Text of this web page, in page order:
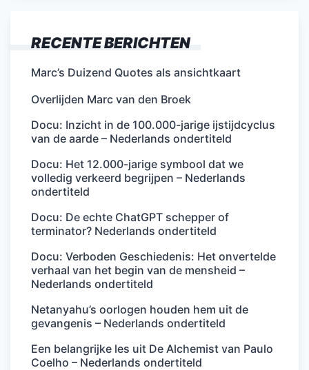
RECENTE BERICHTEN
Marc’s Duizend Quotes als ansichtkaart
Overlijden Marc van den Broek
Docu: Inzicht in de 100.000-jarige ijstijdcyclus
van de aarde – Nederlands ondertiteld
Docu: Het 12.000-jarige symbool dat we
volledig verkeerd begrijpen – Nederlands
ondertiteld
Docu: De echte ChatGPT schepper of
terminator? Nederlands ondertiteld
Docu: Verboden Geschiedenis: Het onvertelde
verhaal van het begin van de mensheid –
Nederlands ondertiteld
Netanyahu’s oorlogen houden hem uit de
gevangenis – Nederlands ondertiteld
Een belangrijke les uit De Alchemist van Paulo
Coelho – Nederlands ondertiteld